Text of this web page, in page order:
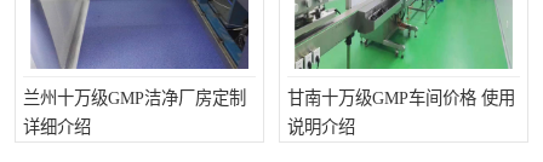
兰州十万级GMP洁净厂房定制
详细介绍
甘南十万级GMP车间价格 使用
说明介绍